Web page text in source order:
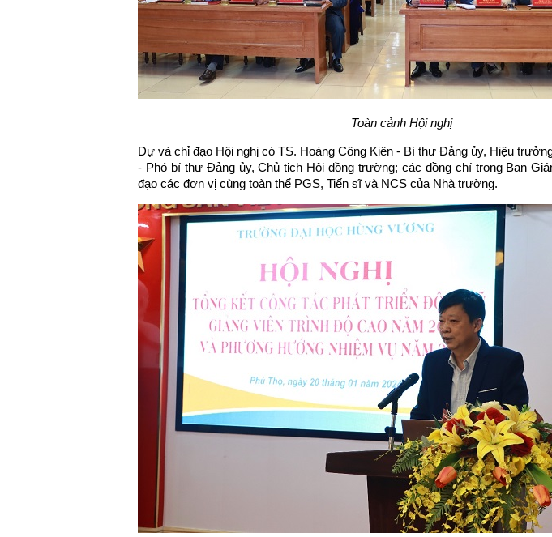
Toàn cảnh Hội nghị
Dự và chỉ đạo Hội nghị có TS. Hoàng Công Kiên - Bí thư Đảng ủy, Hiệu
- Phó bí thư Đảng ủy, Chủ tịch Hội đồng trường; các đồng chí trong Ban
đạo các đơn vị cùng toàn thể PGS, Tiến sĩ và NCS của Nhà trường.